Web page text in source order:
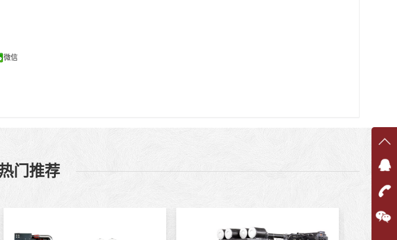
微信
门推荐 在线
在
咨询